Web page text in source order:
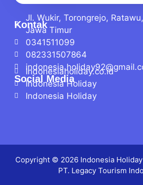
Kontak
Jl. Wukir, Torongrejo,
Jawa Timur
0341511099
082331507864
Social Media
Indonesiaholiday.co.id
Indonesia Holiday
Indonesia Holiday
Copyright © 2026 Indonesia Holiday
PT. Legacy Tourism